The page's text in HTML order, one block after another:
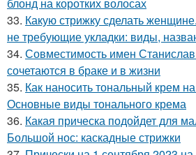
33. Какую стрижку сделать
не требующие укладки: виды,
34. Совместимость имен
сочетаются в браке и в жизни
35. Как наносить тональный крем
Основные виды тонального крема
36. Какая прическа подойдет для
Большой нос: каскадные стрижки